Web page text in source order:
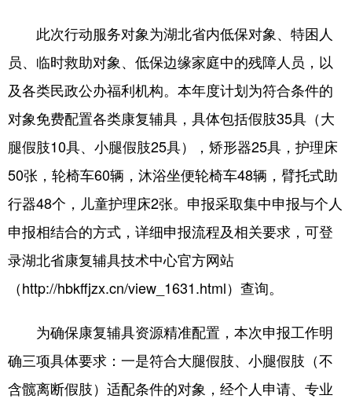
广东 广西 海南 重庆
四川 贵州 云南 西藏
陕西 甘肃 青海 宁夏
新疆 内蒙古 黑龙江
多语种频道
Русский язык 日本語
此次行动服务对象为湖北省内低保对象、特困人
员、临时救助对象、低保边缘家庭中的残障人员，以
及各类民政公办福利机构。本年度计划为符合条件的
对象免费配置各类康复辅具，具体包括假肢35具（大
腿假肢10具、小腿假肢25具），矫形器25具，护理床
50张，轮椅车60辆，沐浴坐便轮椅车48辆，臂托式助
行器48个，儿童护理床2张。申报采取集中申报与个人
申报相结合的方式，详细申报流程及相关要求，可登
录湖北省康复辅具技术中心官方网站
（http://hbkffjzx.cn/view_1631.html）查询。
为确保康复辅具资源精准配置，本次申报工作明
确三项具体要求：一是符合大腿假肢、小腿假肢（不
含髋离断假肢）适配条件的对象，经个人申请、专业